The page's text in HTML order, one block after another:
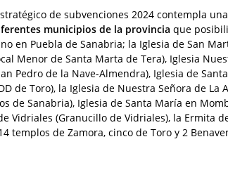
de subvenciones 2024 contempla una
municipios de la provincia que
en Puebla de Sanabria; la Iglesia de San
Menor de Santa Marta de Tera), Iglesia
Pedro de la Nave-Almendra), Iglesia de
de Toro), la Iglesia de Nuestra Señora de
de Sanabria), Iglesia de Santa María en
Vidriales (Granucillo de Vidriales), la Ermita
templos de Zamora, cinco de Toro y 2